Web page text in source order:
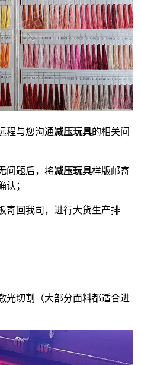
程与您沟通减压玩具的相关问
问题后，将减压玩具样版邮寄
认；
寄回我司，进行大货生产排
光切割（大部分面料都适合进